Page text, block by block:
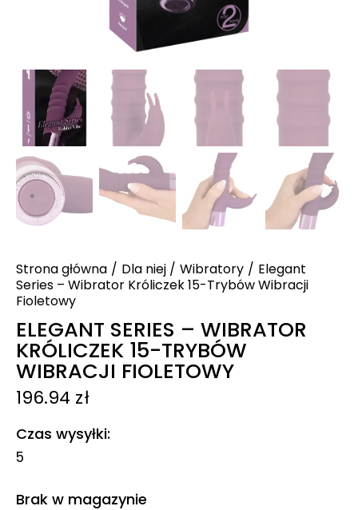
Strona główna Dla niej Wibratory
Elegant
Series – Wibrator Króliczek 15-Trybów Wibracji
Fioletowy
ELEGANT SERIES – WIBRATOR
KRÓLICZEK 15-TRYBÓW
WIBRACJI FIOLETOWY
196.94 zł
Czas wysyłki
5
Brak w magazynie